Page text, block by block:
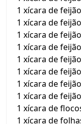
1 xícara de
1 xícara de
1 xícara de
1 xícara de
1 xícara de
1 xícara de
1 xícara de
1 xícara de
1 xícara de
1 xícara de